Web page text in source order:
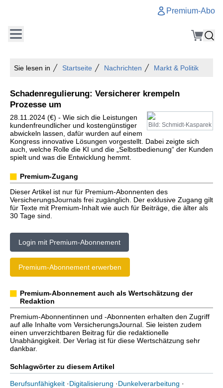
Premium-Abo
Sie lesen in Startseite Nachrichten Markt & Politik
Schadenregulierung: Versicherer krempeln
Prozesse um
Bild: Schmidt-Kasparek
28.11.2024 (€) - Wie sich die Leistungen
kundenfreundlicher und kostengünstiger
abwickeln lassen, dafür wurden auf einem
Kongress innovative Lösungen vorgestellt. Dabei zeigte sich
auch, welche Rolle die KI und die „Selbstbedienung“ der Kunden
spielt und was die Entwicklung hemmt.
Premium-Zugang
Dieser Artikel ist nur für Premium-Abonnenten des
VersicherungsJournals frei zugänglich. Der exklusive Zugang gilt
für Texte mit Premium-Inhalt wie auch für Beiträge, die älter als
30 Tage sind.
Login mit Premium-Abonnement
Premium-Abonnement erwerben
Premium-Abonnement auch als Wertschätzung der
Redaktion
Premium-Abonnentinnen und -Abonnenten erhalten den Zugriff
auf alle Inhalte vom VersicherungsJournal. Sie leisten zudem
einen unverzichtbaren Beitrag für die redaktionelle
Unabhängigkeit. Der Verlag ist für diese Wertschätzung sehr
dankbar.
Schlagwörter zu diesem Artikel
Berufsunfähigkeit ·Digitalisierung ·Dunkelverarbeitung ·